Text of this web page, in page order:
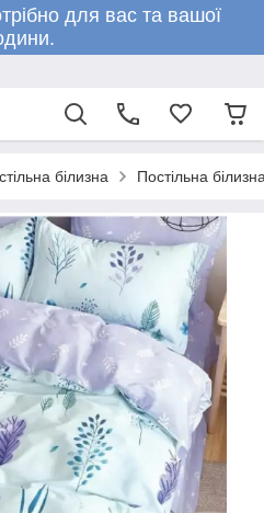
для вас та вашої
білизна Постільна